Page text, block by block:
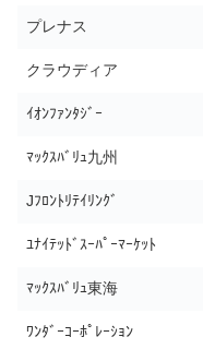
プレナス
クラウディア
ｲｵﾝﾌｧﾝﾀｼﾞｰ
ﾏｯｸｽﾊﾞﾘｭ九州
Jﾌﾛﾝﾄﾘﾃｲﾘﾝｸﾞ
ﾕﾅｲﾃｯﾄﾞｽｰﾊﾟｰﾏｰｹｯﾄ
ﾏｯｸｽﾊﾞﾘｭ東海
ﾜﾝﾀﾞｰｺｰﾎﾟﾚｰｼｮﾝ